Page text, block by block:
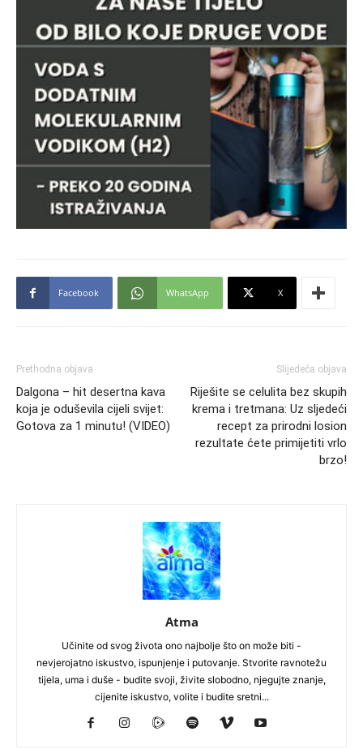
Facebook WhatsApp X
Prethodna objava
Dalgona – hit desertna kava
koja je oduševila cijeli svijet:
Gotova za 1 minutu! (VIDEO)
Slijedeća objava
Riješite se celulita bez skupih
krema i tretmana: Uz sljedeći
recept za prirodni losion
rezultate ćete primijetiti vrlo
brzo!
Atma
Učinite od svog života ono najbolje što on može biti -
nevjerojatno iskustvo, ispunjenje i putovanje. Stvorite ravnotežu
tijela, uma i duše - budite svoji, živite slobodno, njegujte znanje,
cijenite iskustvo, volite i budite sretni...